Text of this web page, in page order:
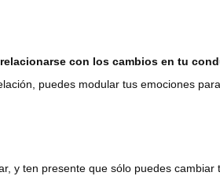
con los cambios en tu
puedes modular tus emociones
y ten presente que sólo puedes